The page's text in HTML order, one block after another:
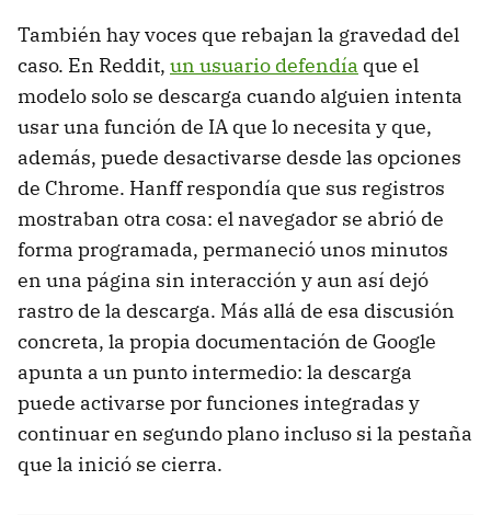
También hay voces que rebajan la gravedad del
caso. En Reddit, un usuario defendía que el
modelo solo se descarga cuando alguien intenta
usar una función de IA que lo necesita y que,
además, puede desactivarse desde las opciones
de Chrome. Hanff respondía que sus registros
mostraban otra cosa: el navegador se abrió de
forma programada, permaneció unos minutos
en una página sin interacción y aun así dejó
rastro de la descarga. Más allá de esa discusión
concreta, la propia documentación de Google
apunta a un punto intermedio: la descarga
puede activarse por funciones integradas y
continuar en segundo plano incluso si la pestaña
que la inició se cierra.